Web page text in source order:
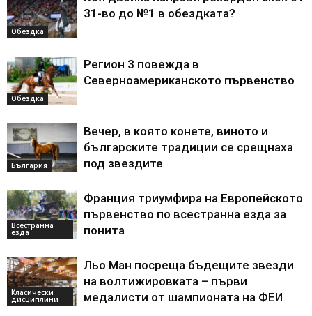
Обездка
31-во до №1 в обездката?
Обездка
Регион 3 повежда в
Северноамериканското първенство
България
Вечер, в която конете, виното и
българските традиции се срещнаха
под звездите
Всестранна
езда
Франция триумфира на Европейското
първенство по всестранна езда за
понита
Класически
дисциплини
Льо Ман посреща бъдещите звезди
на волтижировката – първи
медалисти от шампионата на ФЕИ